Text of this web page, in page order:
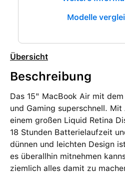
Modelle
Übersicht
Beschreibung
Das 15" MacBook Air mit
und Gaming superschnell.
einem großen Liquid Retina
18 Stunden Batterielaufzeit
dünnen und leichten Design
es überallhin mitnehmen
ziemlich alles damit zu